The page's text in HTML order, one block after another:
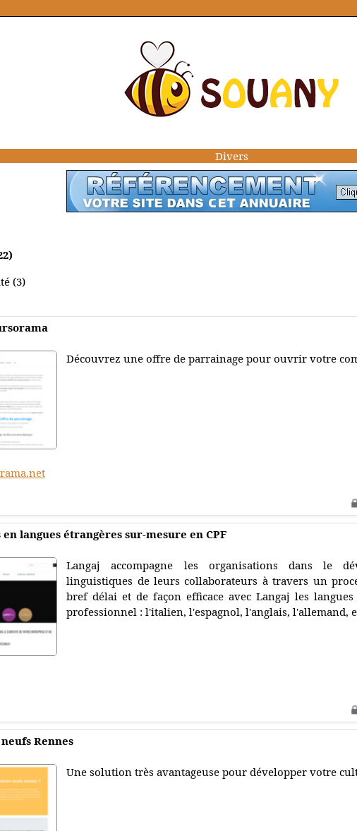
Divers
(3)
Découvrez une offre de parrainage pour ouvrir votre
langues étrangères sur-mesure en CPF
Langaj accompagne les organisations dans le
linguistiques de leurs collaborateurs à travers un
bref délai et de façon efficace avec Langaj les
professionnel : l'italien, l'espagnol, l'anglais, l'allemand,
Rennes
Une solution très avantageuse pour développer votre